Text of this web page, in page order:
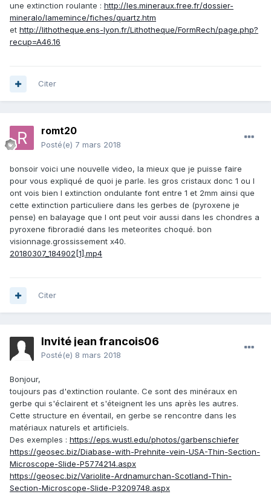
une extinction roulante : http://les.mineraux.free.fr/dossier-
mineralo/lamemince/fiches/quartz.htm
et http://lithotheque.ens-lyon.fr/Lithotheque/FormRech/page.php?
recup=A46.16
Citer
romt20
Posté(e) 7 mars 2018
bonsoir voici une nouvelle video, la mieux que je puisse faire
pour vous expliqué de quoi je parle. les gros cristaux donc 1 ou l
ont vois bien l extinction ondulante font entre 1 et 2mm ainsi que
cette extinction particuliere dans les gerbes de (pyroxene je
pense) en balayage que l ont peut voir aussi dans les chondres a
pyroxene fibroradié dans les meteorites choqué. bon
visionnage.grossissement x40.
20180307_184902[1].mp4
Citer
Invité jean francois06
Posté(e) 8 mars 2018
Bonjour,
toujours pas d'extinction roulante. Ce sont des minéraux en
gerbe qui s'éclairent et s'éteignent les uns après les autres.
Cette structure en éventail, en gerbe se rencontre dans les
matériaux naturels et artificiels.
Des exemples : https://eps.wustl.edu/photos/garbenschiefer
https://geosec.biz/Diabase-with-Prehnite-vein-USA-Thin-Section-
Microscope-Slide-P5774214.aspx
https://geosec.biz/Variolite-Ardnamurchan-Scotland-Thin-
Section-Microscope-Slide-P3209748.aspx